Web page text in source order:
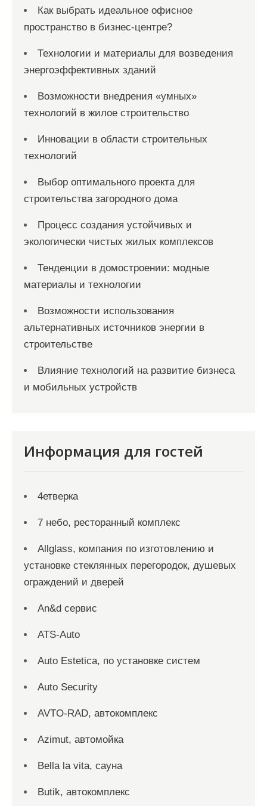
Как выбрать идеальное офисное
пространство в бизнес-центре?
Технологии и материалы для возведения
энергоэффективных зданий
Возможности внедрения «умных»
технологий в жилое строительство
Инновации в области строительных
технологий
Выбор оптимального проекта для
строительства загородного дома
Процесс создания устойчивых и
экологически чистых жилых комплексов
Тенденции в домостроении: модные
материалы и технологии
Возможности использования
альтернативных источников энергии в
строительстве
Влияние технологий на развитие бизнеса
и мобильных устройств
Информация для гостей
4етверка
7 небо, ресторанный комплекс
Allglass, компания по изготовлению и
установке стеклянных перегородок, душевых
ограждений и дверей
An&d сервис
ATS-Auto
Auto Estetica, по установке систем
Auto Security
AVTO-RAD, автокомплекс
Azimut, автомойка
Bella la vita, сауна
Butik, автокомплекс